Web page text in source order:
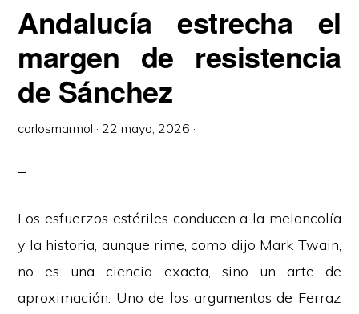
Andalucía estrecha el
margen de resistencia
de Sánchez
carlosmarmol · 22 mayo, 2026 ·
Los esfuerzos estériles conducen a la melancolía
y la historia, aunque rime, como dijo Mark Twain,
no es una ciencia exacta, sino un arte de
aproximación. Uno de los argumentos de Ferraz